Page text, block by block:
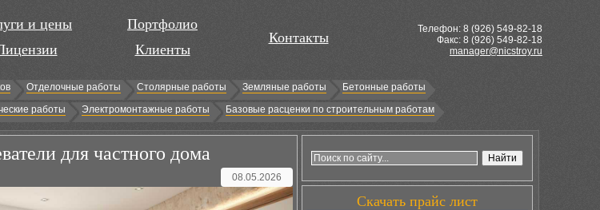
и цены
Портфолио
Клиенты
Контакты
Телефон: 8 (926) 549-82-18
Факс: 8 (926) 549-82-18
manager@nicstroy.ru
Отделочные работы Столярные работы Земляные работы
Бетонные работы
работы Электромонтажные работы Базовые расценки по строительным работам
для частного дома
08.05.2026
Скачать прайс лист